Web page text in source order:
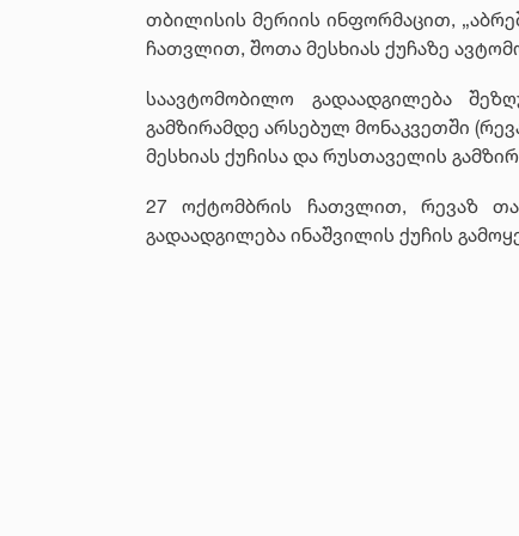
თბილისის მერიის ინფორმაცით,
ჩათვლით, შოთა მესხიას ქუჩაზე
საავტომობილო გადაადგილება
გამზირამდე არსებულ მონაკვეთში
მესხიას ქუჩისა და რუსთაველის
27 ოქტომბრის ჩათვლით, რევაზ
გადაადგილება ინაშვილის ქუჩის